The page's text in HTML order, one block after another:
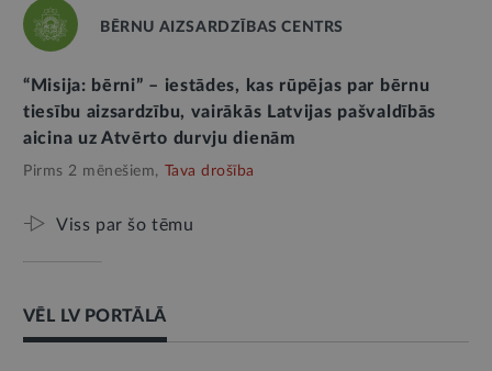
BĒRNU AIZSARDZĪBAS CENTRS
“Misija: bērni” – iestādes, kas rūpējas par bērnu
tiesību aizsardzību, vairākās Latvijas pašvaldībās
aicina uz Atvērto durvju dienām
Pirms 2 mēnešiem, Tava drošība
Viss par šo tēmu
VĒL LV PORTĀLĀ
AMATPERSONAS RUNA